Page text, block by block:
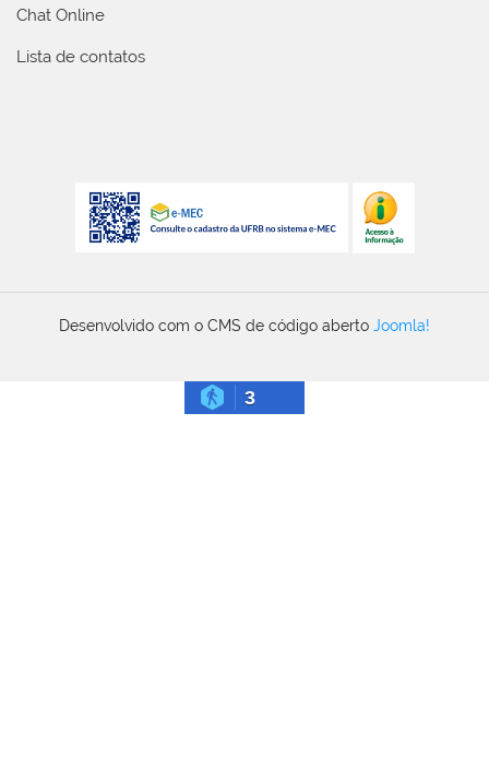
Chat Online
Lista de contatos
Desenvolvido com o CMS de código aberto Joomla!
3